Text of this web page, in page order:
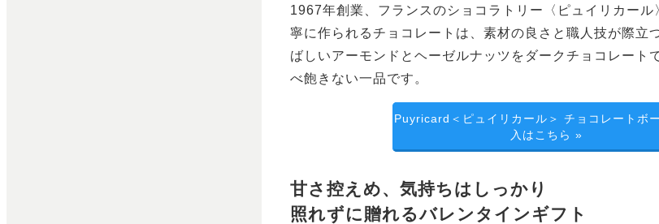
1967年創業、フランスのショコラトリー〈ピュイリカール
寧に作られるチョコレートは、素材の良さと職人技が際立
ばしいアーモンドとヘーゼルナッツをダークチョコレート
べ飽きない一品です。
Puyricard＜ピュイリカール＞ チョコレートボ
入はこちら »
甘さ控えめ、気持ちはしっかり
照れずに贈れるバレンタインギフト